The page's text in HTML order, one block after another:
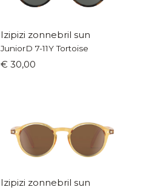
Izipizi zonnebril sun
JuniorD 7-11Y Tortoise
€ 30,00
Izipizi zonnebril sun